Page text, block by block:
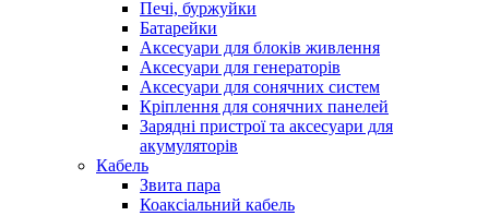
Печі, буржуйки
Батарейки
Аксесуари для блоків живлення
Аксесуари для генераторів
Аксесуари для сонячних систем
Кріплення для сонячних панелей
Зарядні пристрої та аксесуари для
акумуляторів
Кабель
Звита пара
Коаксіальний кабель